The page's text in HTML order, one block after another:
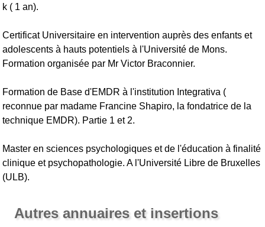
k ( 1 an).
Certificat Universitaire en intervention auprès des enfants et
adolescents à hauts potentiels à l'Université de Mons.
Formation organisée par Mr Victor Braconnier.
Formation de Base d'EMDR à l'institution Integrativa (
reconnue par madame Francine Shapiro, la fondatrice de la
technique EMDR). Partie 1 et 2.
Master en sciences psychologiques et de l'éducation à finalité
clinique et psychopathologie. A l'Université Libre de Bruxelles
(ULB).
Autres annuaires et insertions